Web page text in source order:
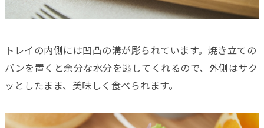
トレイの内側には凹凸の溝が彫られています。焼き立ての
パンを置くと余分な水分を逃してくれるので、外側はサク
ッとしたまま、美味しく食べられます。